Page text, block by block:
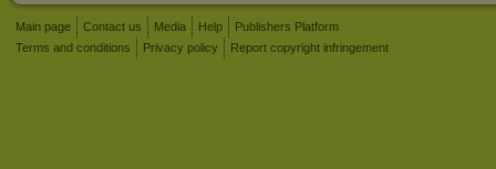
Main page Contact us Media Help
Publishers Platform
Terms and conditions
Privacy policy Report copyright infringement